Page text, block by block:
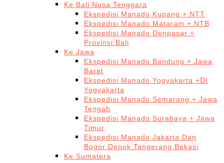
Ke Bali Nusa Tenggara
Ekspedisi Manado Kupang + NTT
Ekspedisi Manado Mataram + NTB
Ekspedisi Manado Denpasar +
Provinsi Bali
Ke Jawa
Ekspedisi Manado Bandung + Jawa
Barat
Ekspedisi Manado Yogyakarta +DI
Yogyakarta
Ekspedisi Manado Semarang + Jawa
Tengah
Ekspedisi Manado Surabaya + Jawa
Timur
Ekspedisi Manado Jakarta Dan
Bogor Depok Tangerang Bekasi
Ke Sumatera